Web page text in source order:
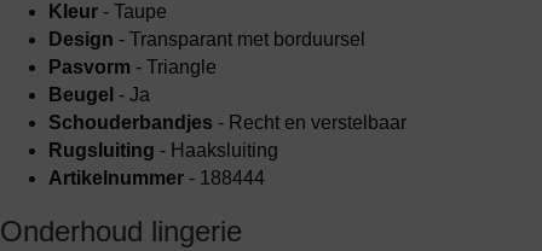
Kleur - Taupe
Design - Transparant met borduursel
Pasvorm - Triangle
Beugel - Ja
Schouderbandjes - Recht en verstelbaar
Rugsluiting - Haaksluiting
Artikelnummer - 188444
Onderhoud lingerie